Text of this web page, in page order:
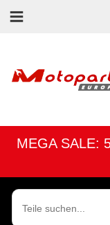
MEGA SALE: